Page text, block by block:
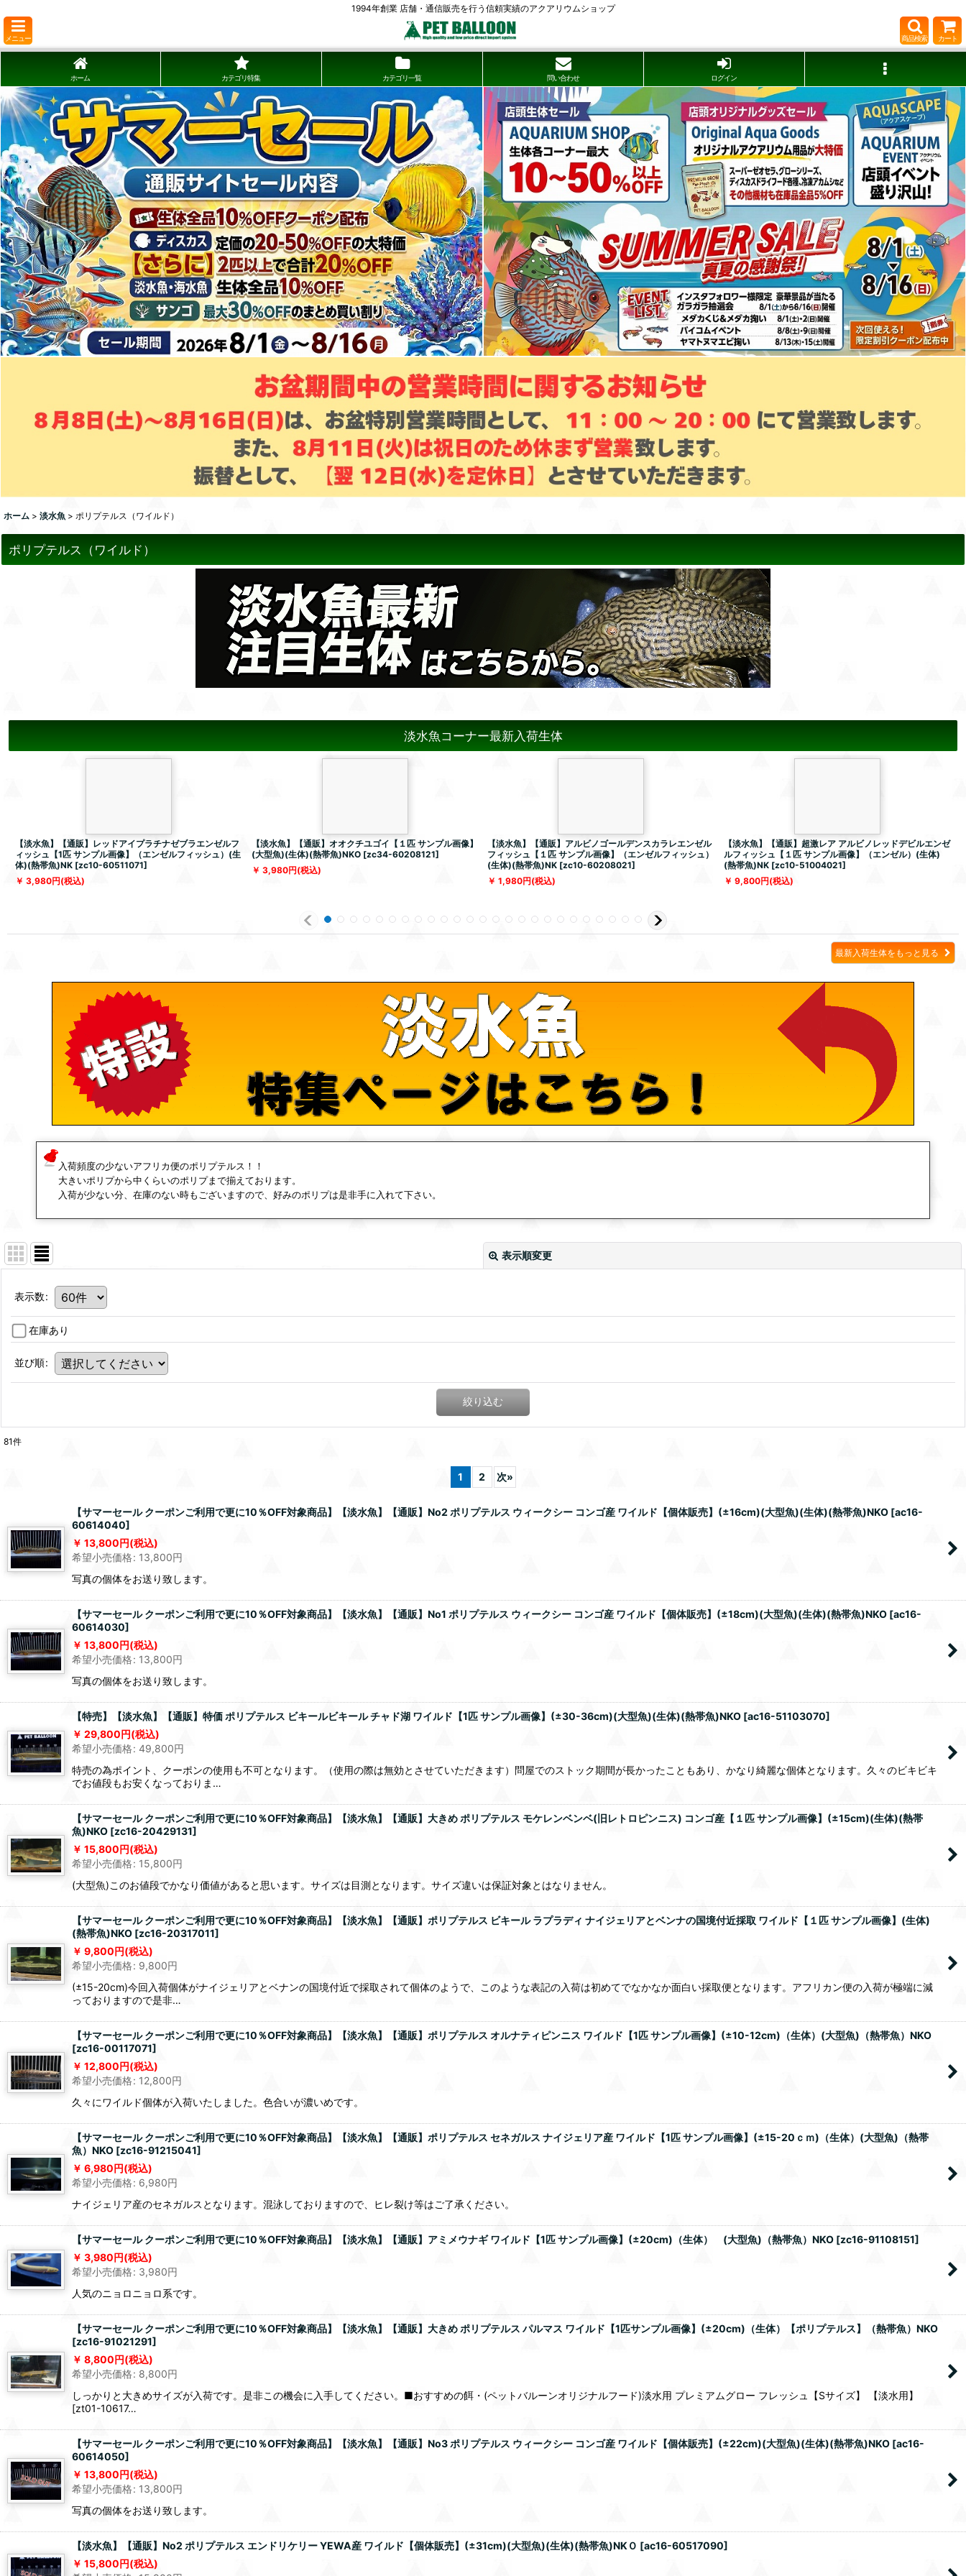
1994年創業 店舗・通信販売を行う信頼実績のアクアリウムショップ
メニュー 商品検索 カート
ホーム カテゴリ特集 カテゴリ一覧 問い合わせ ログイン
ホーム > 淡水魚 > ポリプテルス（ワイルド）
ポリプテルス（ワイルド）
淡水魚コーナー最新入荷生体
【淡水魚】【通販】レッドアイプラチナゼブラエンゼルフ
ィッシュ【1匹 サンプル画像】（エンゼルフィッシュ）(生
体)(熱帯魚)NK [zc10-60511071]
3,980円(税込)
【淡水魚】【通販】オオクチユゴイ【１匹 サンプル画像】
(大型魚)(生体)(熱帯魚)NKO [zc34-60208121]
3,980円(税込)
【淡水魚】【通販】アルビノゴールデンスカラレエンゼル
フィッシュ【１匹 サンプル画像】（エンゼルフィッシュ）
(生体)(熱帯魚)NK [zc10-60208021]
1,980円(税込)
【淡水魚】【通販】超激レア アルビノレッドデビルエンゼ
ルフィッシュ【１匹 サンプル画像】（エンゼル）(生体)
(熱帯魚)NK [zc10-51004021]
9,800円(税込)
最新入荷生体をもっと見る
入荷頻度の少ないアフリカ便のポリプテルス！！
大きいポリプから中くらいのポリプまで揃えております。
入荷が少ない分、在庫のない時もございますので、好みのポリプは是非手に入れて下さい。
表示順変更
表示数:
在庫あり
並び順:
絞り込む
81件
1 2 次»
【サマーセール クーポンご利用で更に10％OFF対象商品】【淡水魚】【通販】No2 ポリプテルス ウィークシー コンゴ産 ワイルド【個体販売】(±16cm)(大型魚)(生体)(熱帯魚)NKO [ac16-
60614040]
13,800円(税込)
希望小売価格: 13,800円
写真の個体をお送り致します。
【サマーセール クーポンご利用で更に10％OFF対象商品】【淡水魚】【通販】No1 ポリプテルス ウィークシー コンゴ産 ワイルド【個体販売】(±18cm)(大型魚)(生体)(熱帯魚)NKO [ac16-
60614030]
13,800円(税込)
希望小売価格: 13,800円
写真の個体をお送り致します。
【特売】【淡水魚】【通販】特価 ポリプテルス ビキールビキール チャド湖 ワイルド【1匹 サンプル画像】(±30-36cm)(大型魚)(生体)(熱帯魚)NKO [ac16-51103070]
29,800円(税込)
希望小売価格: 49,800円
特売の為ポイント、クーポンの使用も不可となります。（使用の際は無効とさせていただきます）問屋でのストック期間が長かったこともあり、かなり綺麗な個体となります。久々のビキビキ
でお値段もお安くなっておりま…
【サマーセール クーポンご利用で更に10％OFF対象商品】【淡水魚】【通販】大きめ ポリプテルス モケレンベンベ(旧レトロピンニス) コンゴ産【１匹 サンプル画像】(±15cm)(生体)(熱帯
魚)NKO [zc16-20429131]
15,800円(税込)
希望小売価格: 15,800円
(大型魚)このお値段でかなり価値があると思います。サイズは目測となります。サイズ違いは保証対象とはなりません。
【サマーセール クーポンご利用で更に10％OFF対象商品】【淡水魚】【通販】ポリプテルス ビキール ラプラディ ナイジェリアとベンナの国境付近採取 ワイルド【１匹 サンプル画像】(生体)
(熱帯魚)NKO [zc16-20317011]
9,800円(税込)
希望小売価格: 9,800円
(±15-20cm)今回入荷個体がナイジェリアとベナンの国境付近で採取されて個体のようで、このような表記の入荷は初めてでなかなか面白い採取便となります。アフリカン便の入荷が極端に減
っておりますので是非…
【サマーセール クーポンご利用で更に10％OFF対象商品】【淡水魚】【通販】ポリプテルス オルナティピンニス ワイルド【1匹 サンプル画像】(±10-12cm)（生体）(大型魚)（熱帯魚）NKO
[zc16-00117071]
12,800円(税込)
希望小売価格: 12,800円
久々にワイルド個体が入荷いたしました。色合いが濃いめです。
【サマーセール クーポンご利用で更に10％OFF対象商品】【淡水魚】【通販】ポリプテルス セネガルス ナイジェリア産 ワイルド【1匹 サンプル画像】(±15-20ｃｍ)（生体）(大型魚)（熱帯
魚）NKO [zc16-91215041]
6,980円(税込)
希望小売価格: 6,980円
ナイジェリア産のセネガルスとなります。混泳しておりますので、ヒレ裂け等はご了承ください。
【サマーセール クーポンご利用で更に10％OFF対象商品】【淡水魚】【通販】アミメウナギ ワイルド【1匹 サンプル画像】(±20cm)（生体） (大型魚)（熱帯魚）NKO [zc16-91108151]
3,980円(税込)
希望小売価格: 3,980円
人気のニョロニョロ系です。
【サマーセール クーポンご利用で更に10％OFF対象商品】【淡水魚】【通販】大きめ ポリプテルス パルマス ワイルド【1匹サンプル画像】(±20cm)（生体）【ポリプテルス】（熱帯魚）NKO
[zc16-91021291]
8,800円(税込)
希望小売価格: 8,800円
しっかりと大きめサイズが入荷です。是非この機会に入手してください。■おすすめの餌・(ペットバルーンオリジナルフード)淡水用 プレミアムグロー フレッシュ【Sサイズ】 【淡水用】
[zt01-10617…
【サマーセール クーポンご利用で更に10％OFF対象商品】【淡水魚】【通販】No3 ポリプテルス ウィークシー コンゴ産 ワイルド【個体販売】(±22cm)(大型魚)(生体)(熱帯魚)NKO [ac16-
60614050]
13,800円(税込)
希望小売価格: 13,800円
写真の個体をお送り致します。
【淡水魚】【通販】No2 ポリプテルス エンドリケリー YEWA産 ワイルド【個体販売】(±31cm)(大型魚)(生体)(熱帯魚)NKＯ [ac16-60517090]
15,800円(税込)